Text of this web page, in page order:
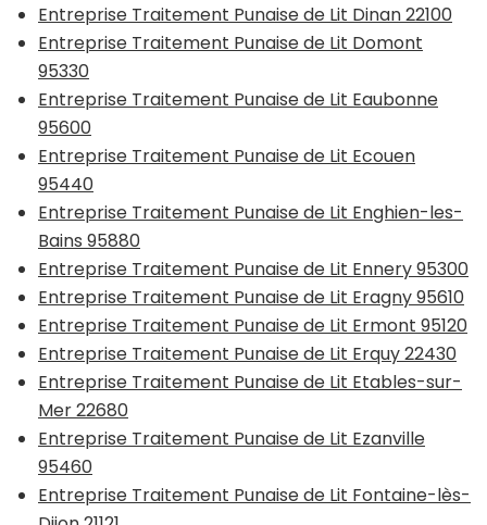
Entreprise Traitement Punaise de Lit Dinan 22100
Entreprise Traitement Punaise de Lit Domont
95330
Entreprise Traitement Punaise de Lit Eaubonne
95600
Entreprise Traitement Punaise de Lit Ecouen
95440
Entreprise Traitement Punaise de Lit Enghien-les-
Bains 95880
Entreprise Traitement Punaise de Lit Ennery 95300
Entreprise Traitement Punaise de Lit Eragny 95610
Entreprise Traitement Punaise de Lit Ermont 95120
Entreprise Traitement Punaise de Lit Erquy 22430
Entreprise Traitement Punaise de Lit Etables-sur-
Mer 22680
Entreprise Traitement Punaise de Lit Ezanville
95460
Entreprise Traitement Punaise de Lit Fontaine-lès-